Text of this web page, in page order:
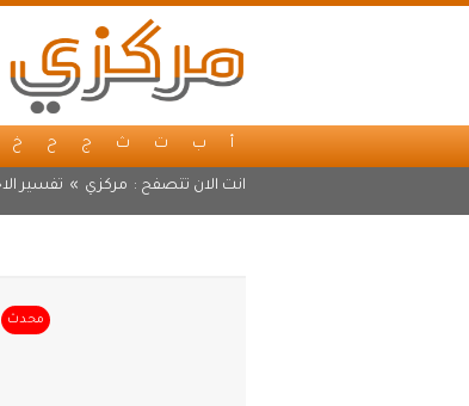
أ ب ت ث ج ح خ
انت الان تتصفح : مركزي » تفسير
محدث